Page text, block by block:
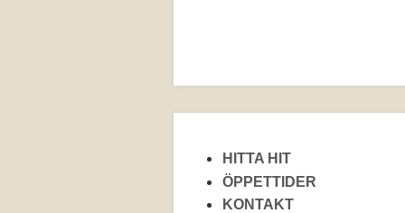
HITTA HIT
ÖPPETTIDER
KONTAKT